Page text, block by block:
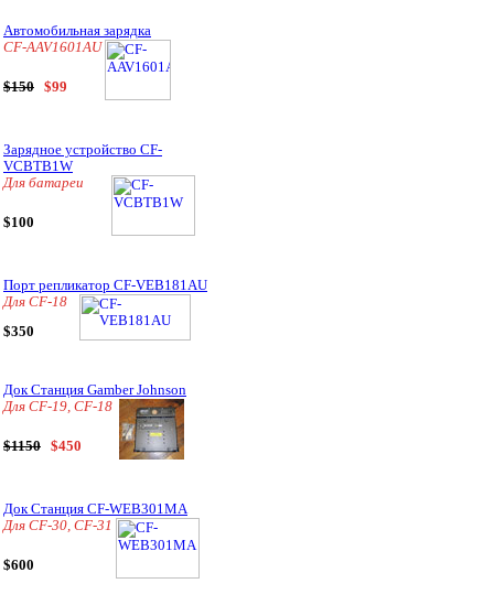
Автомобильная зарядка
CF-AAV1601AU
$150 $99
Зарядное устройство CF-
VCBTB1W
Для батареи
$100
Порт репликатор CF-VEB181AU
Для CF-18
$350
Док Станция Gamber Johnson
Для CF-19, CF-18
$1150 $450
Док Станция CF-WEB301MA
Для CF-30, CF-31
$600